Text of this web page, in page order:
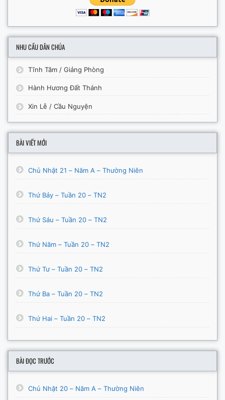
NHU CẦU DÂN CHÚA
Tĩnh Tâm / Giảng Phòng
Hành Hương Đất Thánh
Xin Lễ / Cầu Nguyện
BÀI VIẾT MỚI
Chủ Nhật 21 – Năm A – Thường Niên
Thứ Bảy – Tuần 20 – TN2
Thứ Sáu – Tuần 20 – TN2
Thứ Năm – Tuần 20 – TN2
Thứ Tư – Tuần 20 – TN2
Thứ Ba – Tuần 20 – TN2
Thứ Hai – Tuần 20 – TN2
BÀI ĐỌC TRƯỚC
Chủ Nhật 20 – Năm A – Thường Niên